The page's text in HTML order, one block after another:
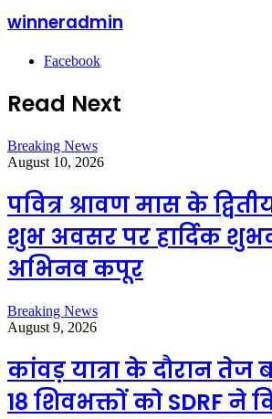
winneradmin
Facebook
Read Next
Breaking News
August 10, 2026
पवित्र श्रावण मास के
शुभ अवसर पर हार्दिक
अभिनव कपूर
Breaking News
August 9, 2026
कांवड़ यात्रा के दौरान
18 शिवभक्तों को SDRF ने